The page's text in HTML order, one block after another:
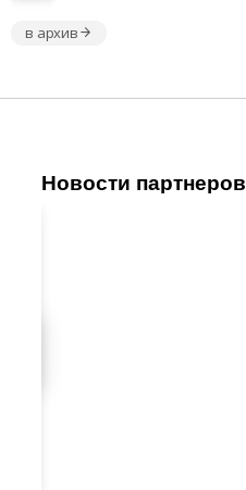
в архив
Новости партнеров